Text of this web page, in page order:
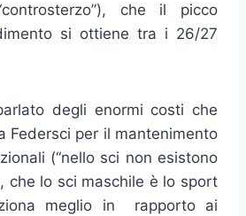
che il picco
si ottiene tra i 26/27
degli enormi costi che
Federsci per il mantenimento
(“nello sci non esistono
che lo sci maschile è lo sport
meglio in rapporto ai